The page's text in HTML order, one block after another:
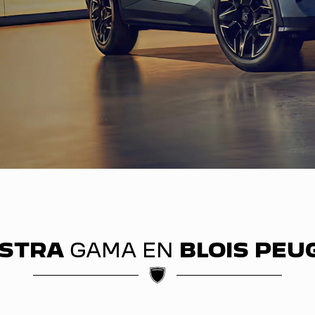
GAMA EN BLOIS